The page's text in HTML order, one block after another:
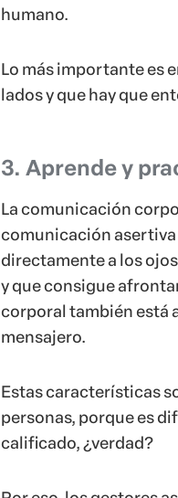
humano.
Lo más importante es
lados y que hay que
3. Aprende y
La comunicación
comunicación
directamente a los
y que consigue
corporal también está
mensajero.
Estas características
personas, porque es
calificado, ¿verdad?